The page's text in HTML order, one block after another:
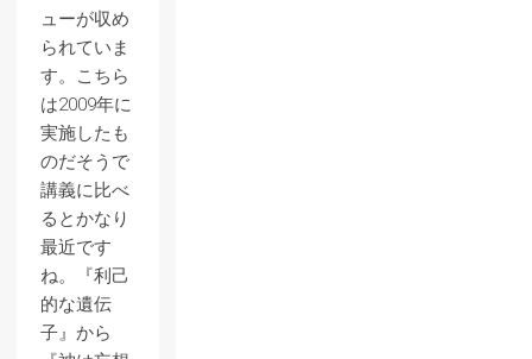
ューが収め
られていま
す。こちら
は2009年に
実施したも
のだそうで
講義に比べ
るとかなり
最近です
ね。『利己
的な遺伝
子』から